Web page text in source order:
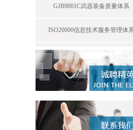
GJB9001C武器装备质量体系
ISO20000信息技术服务管理体